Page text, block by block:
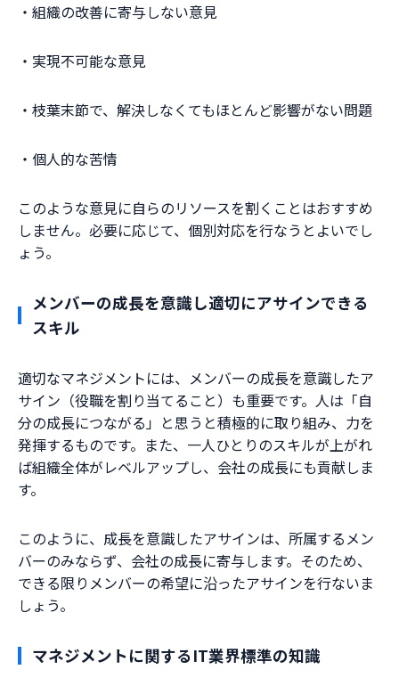
・組織の改善に寄与しない意見
・実現不可能な意見
・枝葉末節で、解決しなくてもほとんど影響がない問題
・個人的な苦情
このような意見に自らのリソースを割くことはおすすめ
しません。必要に応じて、個別対応を行なうとよいでし
ょう。
メンバーの成長を意識し適切にアサインできる
スキル
適切なマネジメントには、メンバーの成長を意識したア
サイン（役職を割り当てること）も重要です。人は「自
分の成長につながる」と思うと積極的に取り組み、力を
発揮するものです。また、一人ひとりのスキルが上がれ
ば組織全体がレベルアップし、会社の成長にも貢献しま
す。
このように、成長を意識したアサインは、所属するメン
バーのみならず、会社の成長に寄与します。そのため、
できる限りメンバーの希望に沿ったアサインを行ないま
しょう。
マネジメントに関するIT業界標準の知識